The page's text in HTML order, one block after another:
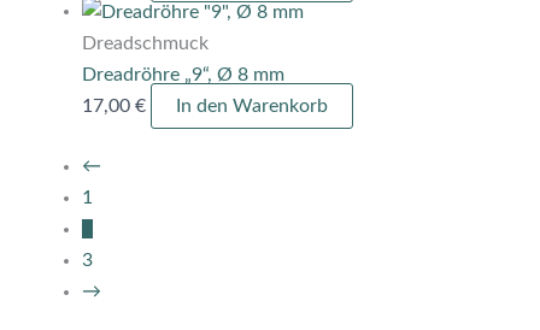
Dreadschmuck
Dreadröhre „9“, Ø 8 mm
17,00 € In den Warenkorb
←
1
3
→